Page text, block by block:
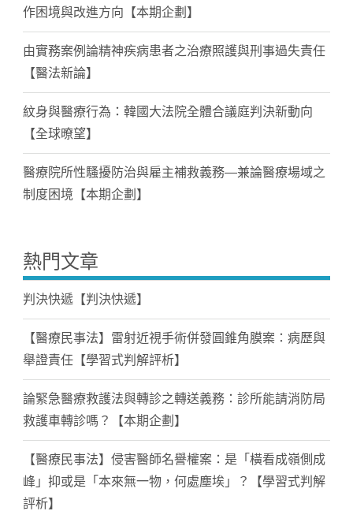
作困境與改進方向【本期企劃】
由實務案例論精神疾病患者之治療照護與刑事過失責任
【醫法新論】
紋身與醫療行為：韓國大法院全體合議庭判決新動向
【全球暸望】
醫療院所性騷擾防治與雇主補救義務—兼論醫療場域之
制度困境【本期企劃】
熱門文章
判決快遞【判決快遞】
【醫療民事法】雷射近視手術併發圓錐角膜案：病歷與
舉證責任【學習式判解評析】
論緊急醫療救護法與轉診之轉送義務：診所能請消防局
救護車轉診嗎？【本期企劃】
【醫療民事法】侵害醫師名譽權案：是「橫看成嶺側成
峰」抑或是「本來無一物，何處塵埃」？【學習式判解
評析】